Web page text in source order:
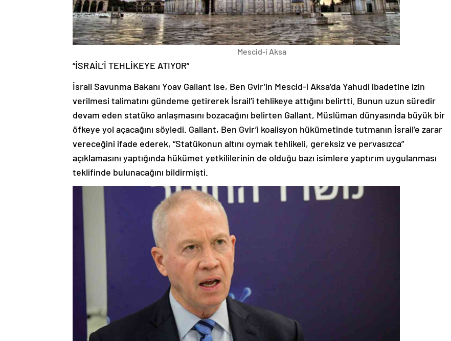
Mescid-i Aksa
“İSRAİL’İ TEHLİKEYE ATIYOR”
İsrail Savunma Bakanı Yoav Gallant ise, Ben Gvir’in Mescid-i Aksa’da Yahudi ibadetine izin
verilmesi talimatını gündeme getirerek İsrail’i tehlikeye attığını belirtti. Bunun uzun süredir
devam eden statüko anlaşmasını bozacağını belirten Gallant, Müslüman dünyasında büyük bir
öfkeye yol açacağını söyledi. Gallant, Ben Gvir’i koalisyon hükümetinde tutmanın İsrail’e zarar
vereceğini ifade ederek, “Statükonun altını oymak tehlikeli, gereksiz ve pervasızca”
açıklamasını yaptığında hükümet yetkililerinin de olduğu bazı isimlere yaptırım uygulanması
teklifinde bulunacağını bildirmişti.